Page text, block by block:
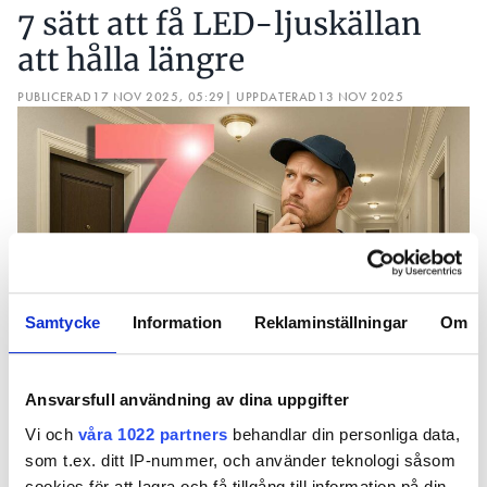
Samtycke Information Reklaminställningar Om
Ansvarsfull användning av dina uppgifter
Vi och våra 1022 partners behandlar din personliga data,
som t.ex. ditt IP-nummer, och använder teknologi såsom
sätter på den igen. Det här ger en dimringseffekt,
men låg frekvens kan ge flimmer.
AM står för amplitudmodulering och är en lite
dyrare teknik där istället strömstyrkan till dioden
sänks för att få till dimringseffekten. Hybrid-dim
använder AM som huvudlösning, men den sista
biten ned mot noll kläms PWM in.
7 sätt att få LED-ljuskällan
att hålla längre
PUBLICERAD 17 NOV 2025, 05:29 | UPPDATERAD 13 NOV 2025
LED är effektivt, driftsäkert och långlivat –
åtminstone på pappret. I verkligheten kan